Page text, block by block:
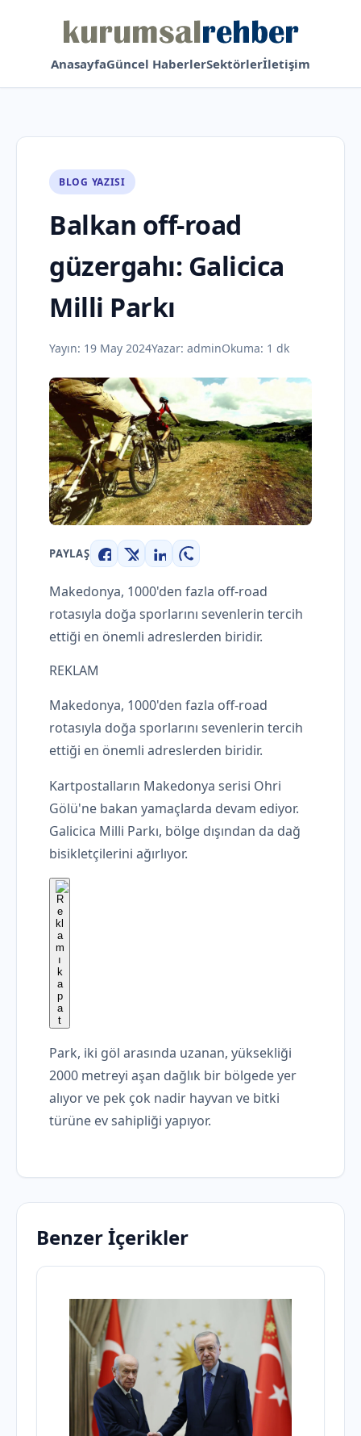
AnasayfaGüncel HaberlerSektörlerİletişim
BLOG YAZISI
Balkan off-road
güzergahı: Galicica
Milli Parkı
Yayın: 19 May 2024Yazar: adminOkuma: 1 dk
PAYLAŞ
Facebook
X LinkedInWhatsApp
Makedonya, 1000'den fazla off-road
rotasıyla doğa sporlarını sevenlerin tercih
ettiği en önemli adreslerden biridir.
REKLAM
Makedonya, 1000'den fazla off-road
rotasıyla doğa sporlarını sevenlerin tercih
ettiği en önemli adreslerden biridir.
Kartpostalların Makedonya serisi Ohri
Gölü'ne bakan yamaçlarda devam ediyor.
Galicica Milli Parkı, bölge dışından da dağ
bisikletçilerini ağırlıyor.
Park, iki göl arasında uzanan, yüksekliği
2000 metreyi aşan dağlık bir bölgede yer
alıyor ve pek çok nadir hayvan ve bitki
türüne ev sahipliği yapıyor.
Benzer İçerikler